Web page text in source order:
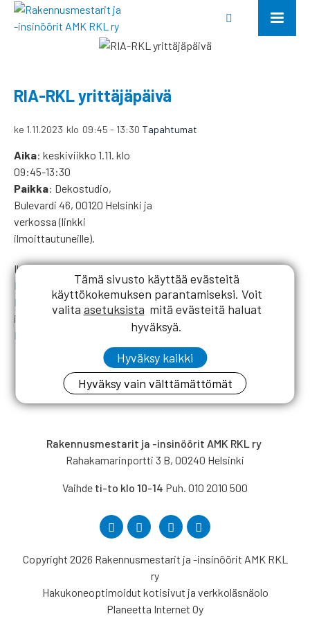
RIA-RKL yrittäjäpäivä
ke 1.11.2023 klo 09:45 - 13:30 Tapahtumat
Aika: keskiviikko 1.11. klo
09:45-13:30
Paikka: Dekostudio,
Bulevardi 46, 00120 Helsinki ja
verkossa (linkki
ilmoittautuneille).
Ilmoittautumislinkit:
Etänä
(linkki aukeaa erilliseen ikkunaan).
Läsnä
paikkoja rajoitetusti (linkki aukeaa erilliseen
ikkunaan).
Päivän ohjelmaan pääset tästä.
Rakennusmestarit ja -insinöörit AMK RKL ry
Rahakamarinportti 3 B, 00240 Helsinki
Vaihde ti-to klo 10-14 Puh. 010 2010 500
Copyright 2026 Rakennusmestarit ja -insinöörit AMK RKL
ry
Hakukoneoptimoidut kotisivut ja verkkoläsnäolo
Planeetta Internet Oy
Tämä sivusto käyttää evästeitä
käyttökokemuksen parantamiseksi. Voit
valita asetuksista mitä evästeitä haluat
hyväksyä.
Hyväksy kaikki
Hyväksy vain välttämättömät